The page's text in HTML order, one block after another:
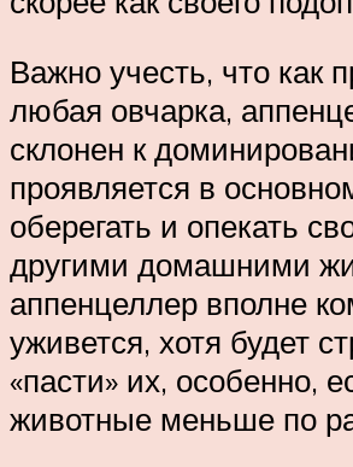
Важно учесть, что как
любая овчарка,
склонен к
проявляется в
оберегать и опекать
другими домашними
аппенцеллер вполне
уживется, хотя будет
«пасти» их, особенно,
животные меньше по